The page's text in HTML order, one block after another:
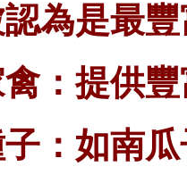
為是最
：提供
：如南